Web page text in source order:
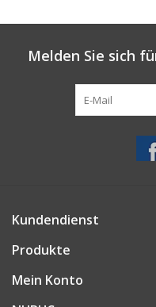
Melden Sie sich
Kundendienst
Produkte
Mein Konto